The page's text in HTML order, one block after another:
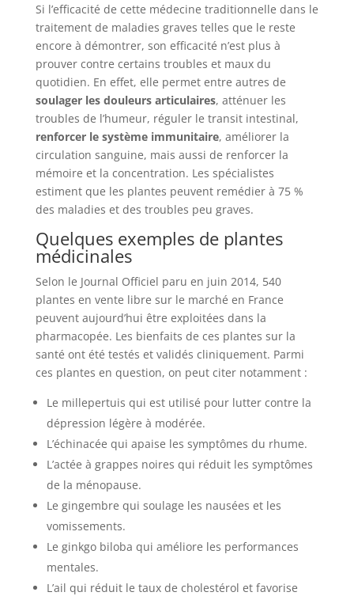
Si l’efficacité de cette médecine traditionnelle dans le
traitement de maladies graves telles que le reste
encore à démontrer, son efficacité n’est plus à
prouver contre certains troubles et maux du
quotidien. En effet, elle permet entre autres de
soulager les douleurs articulaires, atténuer les
troubles de l’humeur, réguler le transit intestinal,
renforcer le système immunitaire, améliorer la
circulation sanguine, mais aussi de renforcer la
mémoire et la concentration. Les spécialistes
estiment que les plantes peuvent remédier à 75 %
des maladies et des troubles peu graves.
Quelques exemples de plantes
médicinales
Selon le Journal Officiel paru en juin 2014, 540
plantes en vente libre sur le marché en France
peuvent aujourd’hui être exploitées dans la
pharmacopée. Les bienfaits de ces plantes sur la
santé ont été testés et validés cliniquement. Parmi
ces plantes en question, on peut citer notamment :
Le millepertuis qui est utilisé pour lutter contre la
dépression légère à modérée.
L’échinacée qui apaise les symptômes du rhume.
L’actée à grappes noires qui réduit les symptômes
de la ménopause.
Le gingembre qui soulage les nausées et les
vomissements.
Le ginkgo biloba qui améliore les performances
mentales.
L’ail qui réduit le taux de cholestérol et favorise